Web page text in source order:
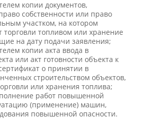
копии документов,
собственности или право
участком, на котором
торговли топливом или хранение
на дату подачи заявления;
копии акта ввода в
или акт готовности объекта к
о принятии в
строительством объектов,
или хранения топлива;
работ повышенной
(применение) машин,
повышенной опасности.